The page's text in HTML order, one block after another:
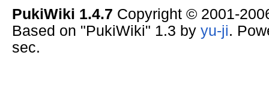
PukiWiki 1.4.7 Copyright © 2001-
Based on "PukiWiki" 1.3 by yu-ji.
sec.